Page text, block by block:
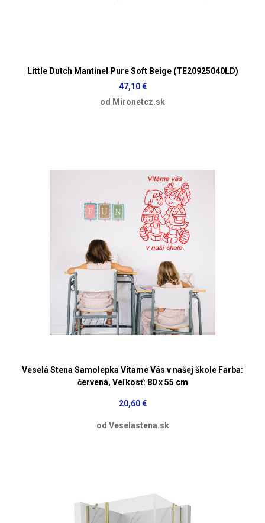
Little Dutch Mantinel Pure Soft Beige (TE20925040LD)
47,10 €
od Mironetcz.sk
Veselá Stena Samolepka Vítame Vás v našej škole Farba:
červená, Veľkosť: 80 x 55 cm
20,60 €
od Veselastena.sk